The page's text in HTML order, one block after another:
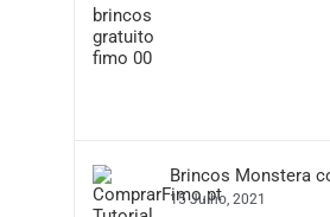
Brincos Monstera
15 Julho, 2021